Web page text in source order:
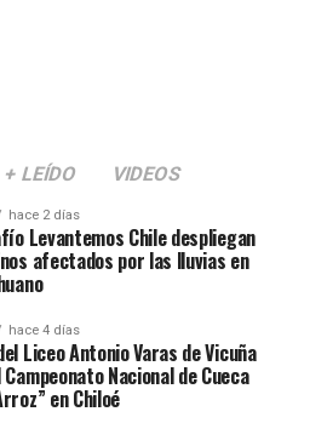
+ LEÍDO VIDEOS
hace 2 días
Levantemos Chile despliegan
afectados por las lluvias en
hace 4 días
Liceo Antonio Varas de Vicuña
Nacional de Cueca
en Chiloé